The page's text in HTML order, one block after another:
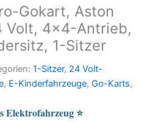
Gokart, Aston
Volt, 4×4-Antrieb,
1-Sitzer
1-Sitzer, 24 Volt-
, E-Kinderfahrzeuge, Go-Karts,
⭐